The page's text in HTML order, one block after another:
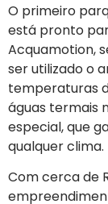
O primeiro
está pronto
Acquamotion,
ser utilizado o
temperaturas
águas termais
especial, que
qualquer clima.
Com cerca de